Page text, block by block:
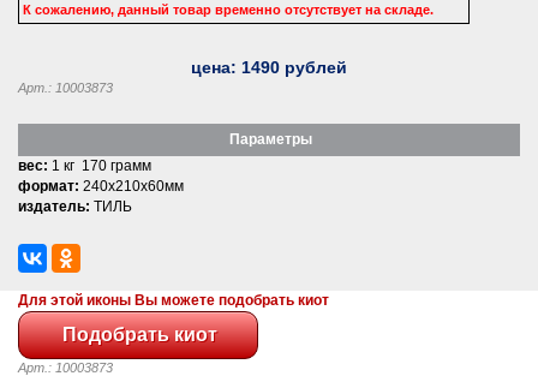
К сожалению, данный товар временно отсутствует на складе.
цена: 1490 рублей
Арт.: 10003873
Параметры
вес: 1 кг 170 грамм
формат: 240x210x60мм
издатель: ТИЛЬ
Для этой иконы Вы можете подобрать киот
Арт.: 10003873